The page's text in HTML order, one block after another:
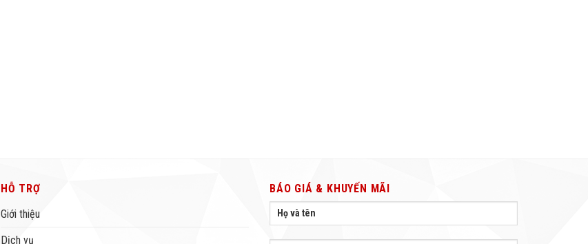
HỖ TRỢ
Giới thiệu
Dịch vụ
BÁO GIÁ & KHUYẾN MÃI